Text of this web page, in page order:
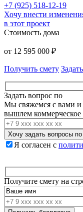
+7 (925) 518-12-19
Хочу внести
в этот проект
Стоимость дома
от 12 595 000 ₽
Получить смету
Задать вопрос по
Мы свяжемся с вами и
вышлем
Я согласен с
Получите смету на